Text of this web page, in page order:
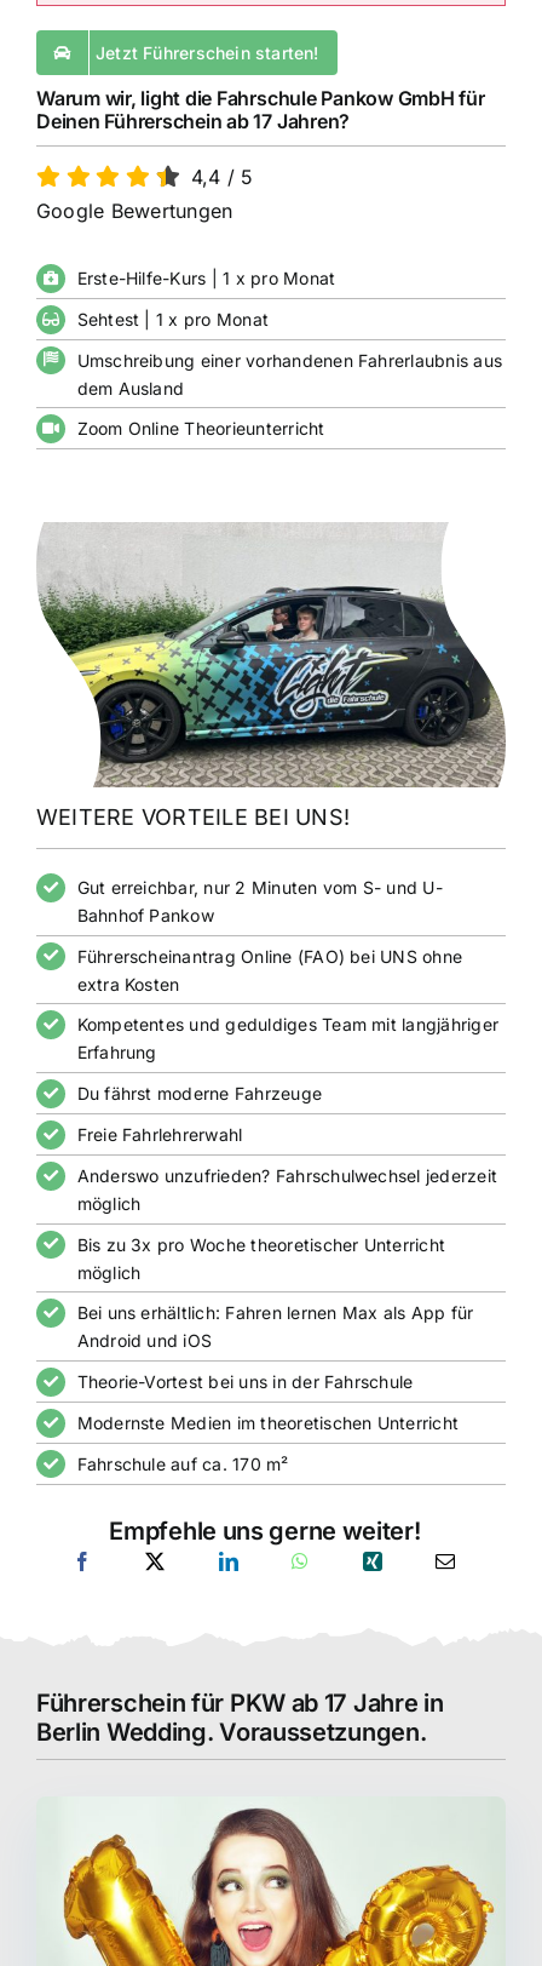
Jetzt Führerschein starten!
Warum wir, light die Fahrschule Pankow GmbH für
Deinen Führerschein ab 17 Jahren?
4,4 / 5
Google Bewertungen
Erste-Hilfe-Kurs | 1 x pro Monat
Sehtest | 1 x pro Monat
Umschreibung einer vorhandenen Fahrerlaubnis aus
dem Ausland
Zoom Online Theorieunterricht
WEITERE VORTEILE BEI UNS!
Gut erreichbar, nur 2 Minuten vom S- und U-
Bahnhof Pankow
Führerscheinantrag Online (FAO) bei UNS ohne
extra Kosten
Kompetentes und geduldiges Team mit langjähriger
Erfahrung
Du fährst moderne Fahrzeuge
Freie Fahrlehrerwahl
Anderswo unzufrieden? Fahrschulwechsel jederzeit
möglich
Bis zu 3x pro Woche theoretischer Unterricht
möglich
Bei uns erhältlich: Fahren lernen Max als App für
Android und iOS
Theorie-Vortest bei uns in der Fahrschule
Modernste Medien im theoretischen Unterricht
Fahrschule auf ca. 170 m²
Empfehle uns gerne weiter!
Führerschein für PKW ab 17 Jahre in
Berlin Wedding. Voraussetzungen.